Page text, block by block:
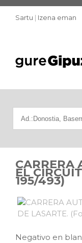
Sartu | Izena eman
CARRERA
EL
195/493)
Negativo en